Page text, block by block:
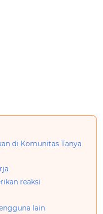
di Komunitas Tanya
reaksi
lain